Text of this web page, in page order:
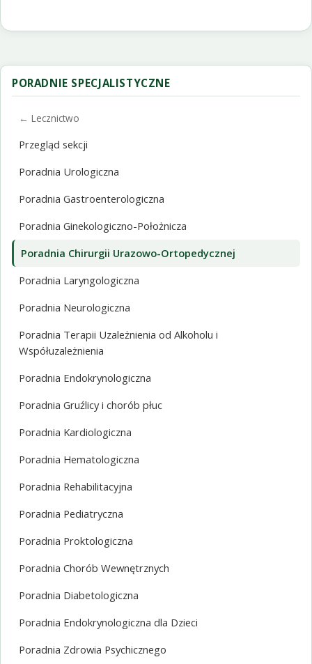
PORADNIE SPECJALISTYCZNE
← Lecznictwo
Przegląd sekcji
Poradnia Urologiczna
Poradnia Gastroenterologiczna
Poradnia Ginekologiczno-Położnicza
Poradnia Chirurgii Urazowo-Ortopedycznej
Poradnia Laryngologiczna
Poradnia Neurologiczna
Poradnia Terapii Uzależnienia od Alkoholu i
Współuzależnienia
Poradnia Endokrynologiczna
Poradnia Gruźlicy i chorób płuc
Poradnia Kardiologiczna
Poradnia Hematologiczna
Poradnia Rehabilitacyjna
Poradnia Pediatryczna
Poradnia Proktologiczna
Poradnia Chorób Wewnętrznych
Poradnia Diabetologiczna
Poradnia Endokrynologiczna dla Dzieci
Poradnia Zdrowia Psychicznego